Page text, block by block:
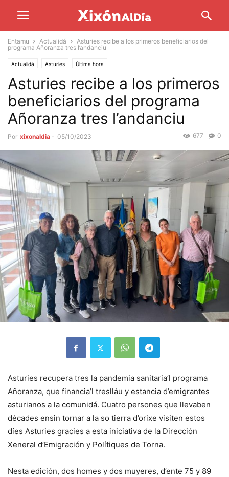
Entamu Actualidá
Asturies recibe a los primeros beneficiarios del
programa Añoranza tres l’andanciu
Actualidá Asturies Última hora
Asturies recibe a los primeros
beneficiarios del programa
Añoranza tres l’andanciu
Por xixonaldia - 05/10/2023 0
677
Asturies recupera tres la pandemia sanitaria’l programa
Añoranza, que financia’l treslláu y estancia d’emigrantes
asturianos a la comunidá. Cuatro persones que llevaben
décades ensin tornar a la so tierra d’orixe visiten estos
díes Asturies gracies a esta iniciativa de la Dirección
Xeneral d’Emigración y Polítiques de Torna.
Nesta edición, dos homes y dos muyeres, d’ente 75 y 89